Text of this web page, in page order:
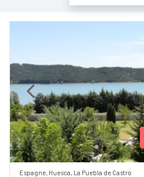
Previous
Espagne, Huesca, La Puebla de Castro